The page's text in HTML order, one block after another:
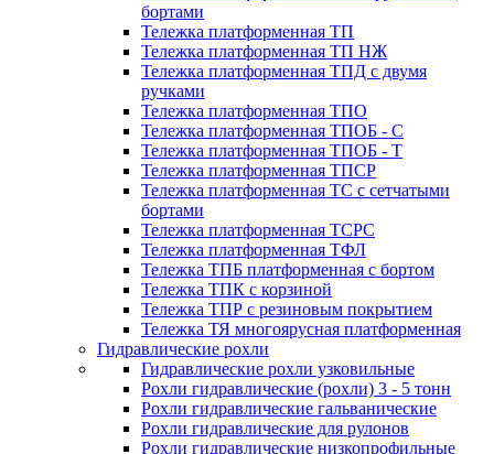
бортами
Тележка платформенная ТП
Тележка платформенная ТП НЖ
Тележка платформенная ТПД с двумя
ручками
Тележка платформенная ТПО
Тележка платформенная ТПОБ - С
Тележка платформенная ТПОБ - Т
Тележка платформенная ТПСР
Тележка платформенная ТС с сетчатыми
бортами
Тележка платформенная ТСРС
Тележка платформенная ТФЛ
Тележка ТПБ платформенная с бортом
Тележка ТПК с корзиной
Тележка ТПР с резиновым покрытием
Тележка ТЯ многоярусная платформенная
Гидравлические рохли
Гидравлические рохли узковильные
Рохли гидравлические (рохли) 3 - 5 тонн
Рохли гидравлические гальванические
Рохли гидравлические для рулонов
Рохли гидравлические низкопрофильные